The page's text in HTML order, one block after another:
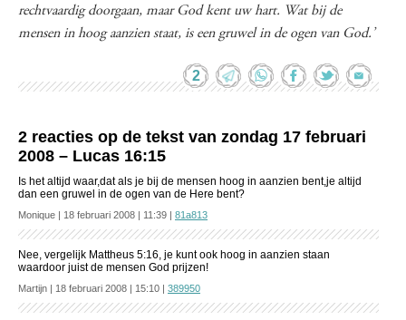
rechtvaardig doorgaan, maar God kent uw hart. Wat bij de
mensen in hoog aanzien staat, is een gruwel in de ogen van God.’
2
2 reacties op de tekst van zondag 17 februari
2008 – Lucas 16:15
Is het altijd waar,dat als je bij de mensen hoog in aanzien bent,je altijd
dan een gruwel in de ogen van de Here bent?
Monique | 18 februari 2008 | 11:39 | 81a813
Nee, vergelijk Mattheus 5:16, je kunt ook hoog in aanzien staan
waardoor juist de mensen God prijzen!
Martijn | 18 februari 2008 | 15:10 | 389950